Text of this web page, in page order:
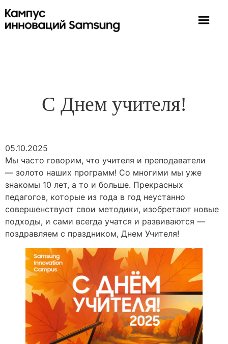
С Днем учителя!
05.10.2025
Мы часто говорим, что учителя и преподаватели
— золото наших программ! Со многими мы уже
знакомы 10 лет, а то и больше. Прекрасных
педагогов, которые из года в год неустанно
совершенствуют свои методики, изобретают новые
подходы, и сами всегда учатся и развиваются —
поздравляем с праздником, Днем Учителя!